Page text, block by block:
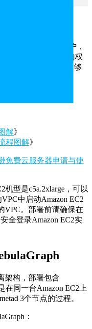
要创建一个AWS账户，
VPC、EBS等资源的权
资源配额，确保有足够
解》
程图解》
免费云服务器申请与使
机型是c5a.2xlarge，可以
中启动Amazon EC2
VPC。部署前请确保在
全登录Amazon EC2实
架构，部署包含
在同一台Amazon EC2上
3个节点的过程。
：